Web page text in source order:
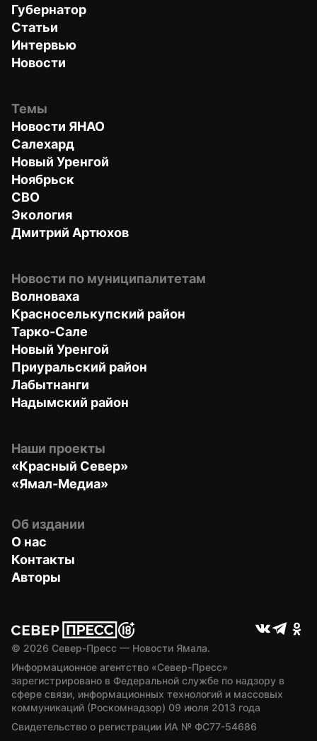
Губернатор
Статьи
Интервью
Новости
Темы
Новости ЯНАО
Салехард
Новый Уренгой
Ноябрьск
СВО
Экология
Дмитрий Артюхов
Новости по муниципалитетам
Волноваха
Красноселькупский район
Тарко-Сале
Новый Уренгой
Приуральский район
Лабытнанги
Надымский район
Наши проекты
«Красный Север»
«Ямал-Медиа»
Об издании
О нас
Контакты
Авторы
© 2026 Север-Пресс — Новости Ямала.
Информационное агентство «Север-Пресс»
зарегистрировано в Федеральной службе по надзору в
сфере связи, информационных технологий и массовых
коммуникаций (Роскомнадзор) 09 июля 2013 года
Свидетельство о регистрации ИА № ФС77-54686